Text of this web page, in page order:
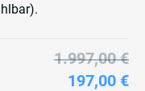
1.997,00 €
197,00 €